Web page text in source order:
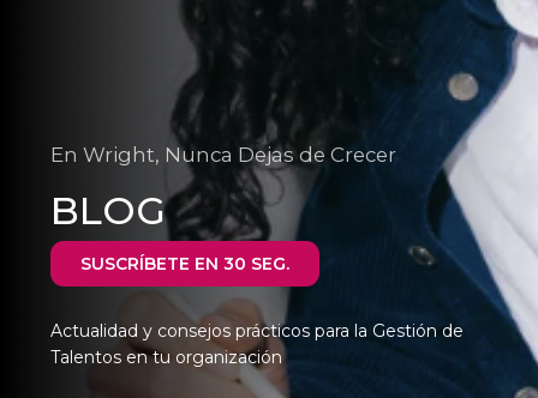
En Wright, Nunca Dejas de Crecer
BLOG
SUSCRÍBETE EN 30 SEG.
Actualidad y consejos prácticos para la Gestión de
Talentos en tu organización